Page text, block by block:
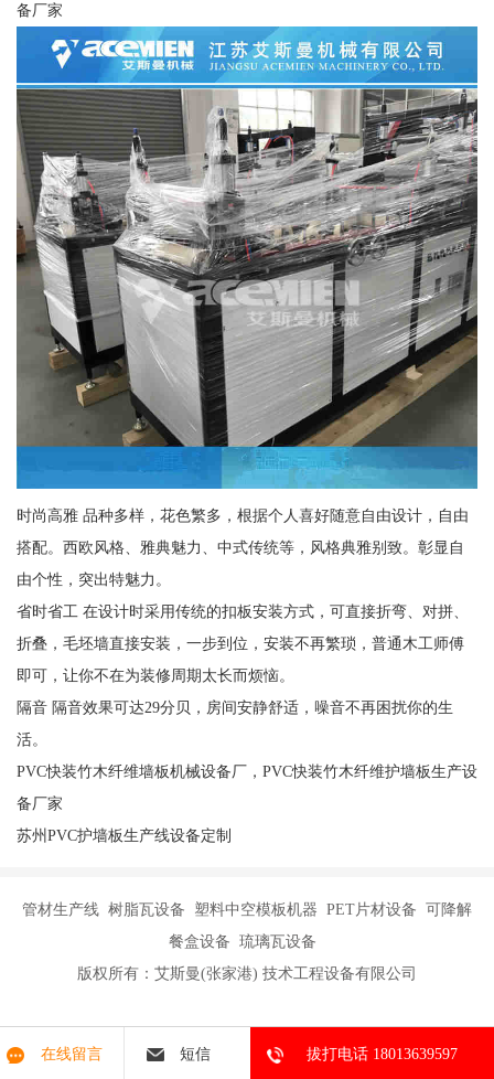
备厂家
时尚高雅 品种多样，花色繁多，根据个人喜好随意自由设计，自由
搭配。西欧风格、雅典魅力、中式传统等，风格典雅别致。彰显自
由个性，突出特魅力。
省时省工 在设计时采用传统的扣板安装方式，可直接折弯、对拼、
折叠，毛坯墙直接安装，一步到位，安装不再繁琐，普通木工师傅
即可，让你不在为装修周期太长而烦恼。
隔音 隔音效果可达29分贝，房间安静舒适，噪音不再困扰你的生
活。
PVC快装竹木纤维墙板机械设备厂，PVC快装竹木纤维护墙板生产设
备厂家
苏州PVC护墙板生产线设备定制
管材生产线 树脂瓦设备 塑料中空模板机器 PET片材设备 可降解
餐盒设备 琉璃瓦设备
版权所有：艾斯曼(张家港) 技术工程设备有限公司
在线留言 短信 拔打电话 18013639597